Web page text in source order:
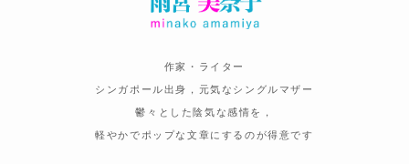
作家・ライター
シンガポール出身，元気なシングルマザー
鬱々とした陰気な感情を，
軽やかでポップな文章にするのが得意です